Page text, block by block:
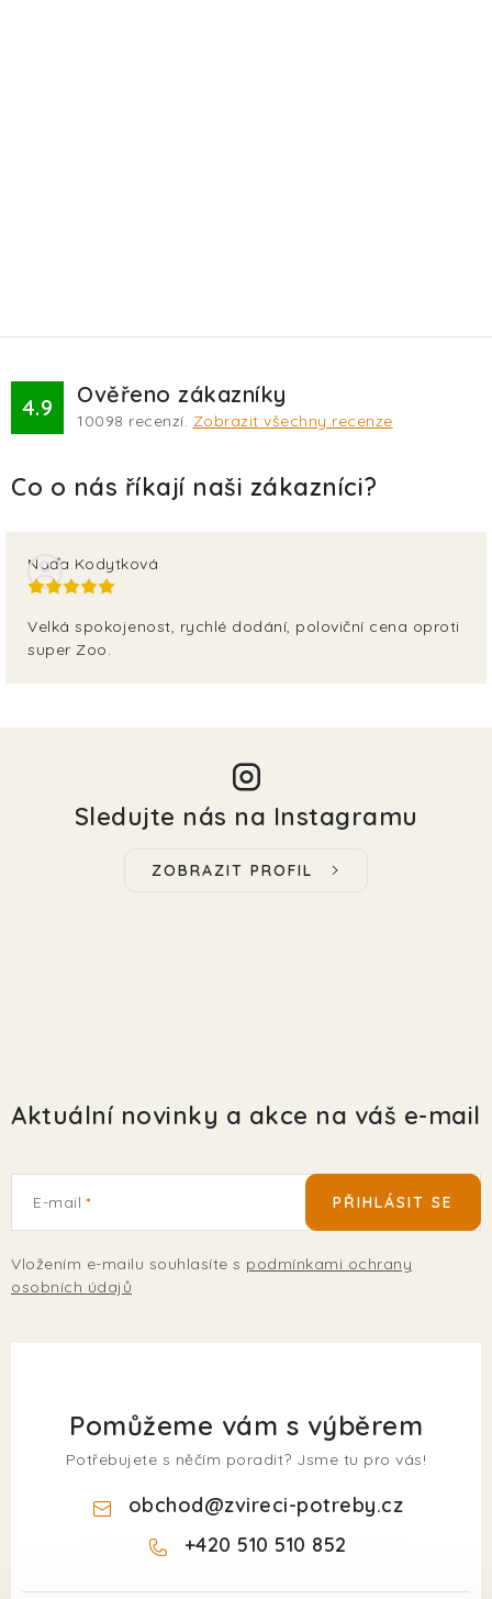
4.9 Ověřeno zákazníky
10098 recenzí. Zobrazit všechny recenze
Naďa Kodytková
Velká spokojenost, rychlé dodání, poloviční cena oproti
super Zoo.
Sledujte nás na Instagramu
ZOBRAZIT PROFIL
Aktuální novinky a akce na váš e-mail
E-mail
Vložením e-mailu souhlasíte s podmínkami ochrany
osobních údajů
PŘIHLÁSIT SE
Pomůžeme vám s výběrem
Potřebujete s něčím poradit? Jsme tu pro vás!
obchod@zvireci-potreby.cz
+420 510 510 852